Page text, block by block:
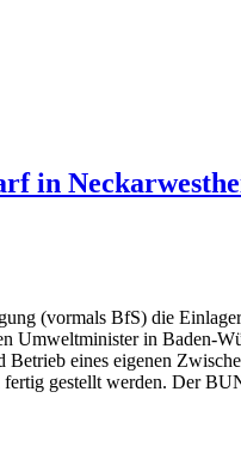
in
(vormals BfS) die
Umweltminister in Baden-
eines eigenen
fertig gestellt werden. Der